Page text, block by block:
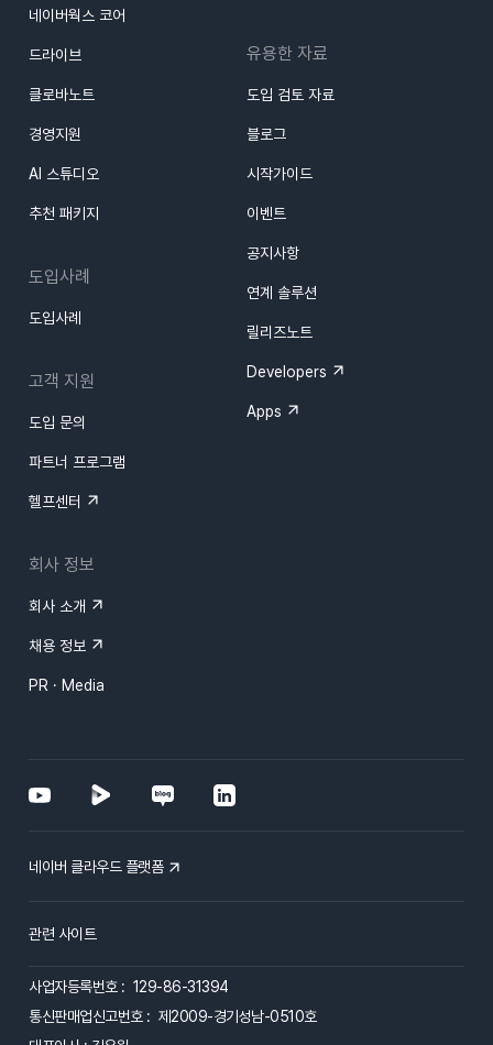
2월19일
2월8일
2월26일
2월21일
1월22일
네이버웍스 코어
드라이브
클로바노트
경영지원
AI 스튜디오
추천 패키지
도입사례
도입사례
고객 지원
도입 문의
파트너 프로그램
헬프센터
회사 정보
회사 소개
채용 정보
PR · Media
유용한 자료
도입 검토 자료
블로그
시작가이드
이벤트
공지사항
연계 솔루션
릴리즈노트
Developers
Apps
사업자등록번호 : 129-86-31394
통신판매업신고번호 : 제2009-경기성남-0510호
네이버 클라우드 플랫폼
관련 사이트